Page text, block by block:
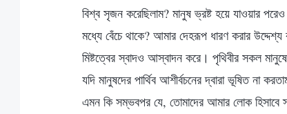
বিশ্ব সৃজন করেছিলাম? মানুষ ভ্রষ্ট হয়ে যাওয়ার
মধ্যে বেঁচে থাকে? আমার দেহরূপ ধারণ করার
মিষ্টত্বের স্বাদও আস্বাদন করে। পৃথিবীর সকল
যদি মানুষদের পার্থিব আশীর্বচনের দ্বারা ভূষিত
এমন কি সম্ভবপর যে, তোমাদের আমার লোক হিসাবে